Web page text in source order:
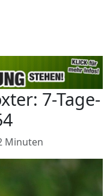
7-Tage-
Minuten